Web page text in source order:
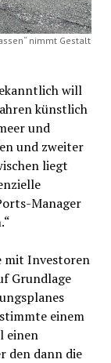
nimmt Gestalt
will
künstlich
und
und zweiter
liegt
Manager
mit Investoren
Grundlage
einem
einen
den dann die